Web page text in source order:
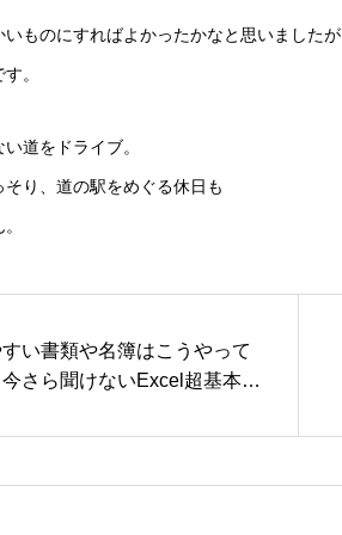
ものにすればよかったかなと思いましたが
。
道をドライブ。
り、道の駅をめぐる休日も
すい書類や名簿はこうやって
さら聞けないExcel超基本」